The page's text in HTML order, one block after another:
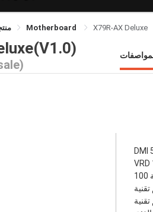
Motherboard X79R-AX Deluxe
DMI
VRD